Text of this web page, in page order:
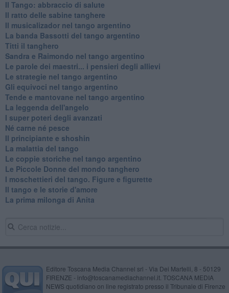
Il Tango: abbraccio di salute
Il ratto delle sabine tanghere
Il musicalizador nel tango argentino
La banda Bassotti del tango argentino
Titti il tanghero
Sandra e Raimondo nel tango argentino
Le parole dei maestri... i pensieri degli allievi
Le strategie nel tango argentino
Gli equivoci nel tango argentino
Tende e mantovane nel tango argentino
La leggenda dell'angelo
I super poteri degli avanzati
​Né carne né pesce
Il principiante e shoshin
La malattia del tango
Le coppie storiche nel tango argentino
​Le Piccole Donne del mondo tanghero
I moschettieri del tango. Figure e figurette
Il tango e le storie d'amore
​La prima milonga di Anita
Editore Toscana Media Channel srl - Via Dei Martelli, 8 - 50129
FIRENZE - info@toscanamediachannel.it. TOSCANA MEDIA
NEWS quotidiano on line registrato presso il Tribunale di Firenze